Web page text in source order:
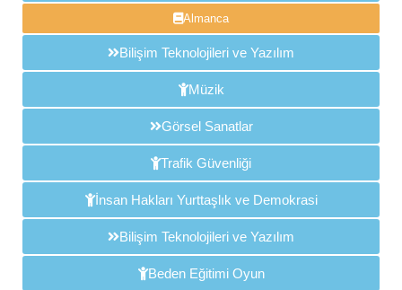
Almanca
Bilişim Teknolojileri ve Yazılım
Müzik
Görsel Sanatlar
Trafik Güvenliği
İnsan Hakları Yurttaşlık ve Demokrasi
Bilişim Teknolojileri ve Yazılım
Beden Eğitimi Oyun